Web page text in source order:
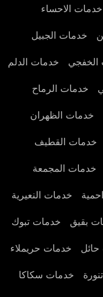
خدمات الاحساء
خدمات الجبيل
الخفجي خدمات الدلم
خدمات الرماح
خدمات الظهران
خدمات القطيف
خدمات المجمعة
خدمات النعيرية
بقيق خدمات تبوك
خدمات حريملاء
خدمات سكاكا